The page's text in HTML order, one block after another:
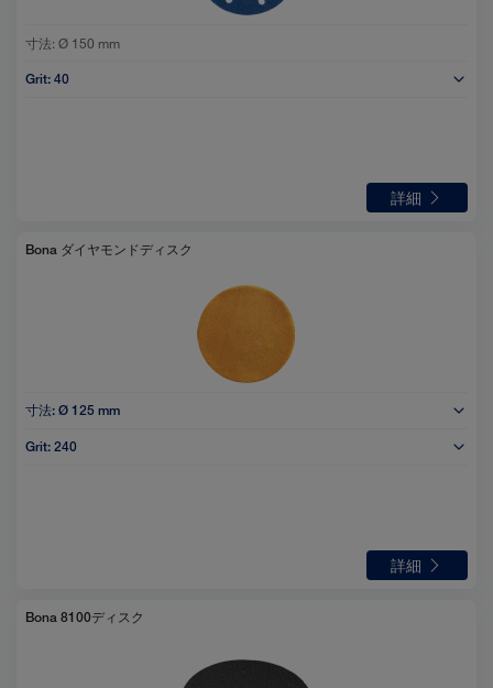
寸法: Ø 150 mm
Grit: 40
詳細
Bona ダイヤモンドディスク
寸法: Ø 125 mm
Grit: 240
詳細
Bona 8100ディスク